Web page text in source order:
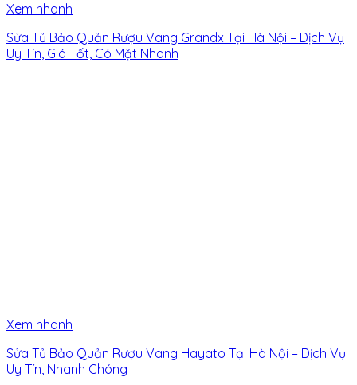
Xem nhanh
Sửa Tủ Bảo Quản Rượu Vang Grandx Tại Hà Nội – Dịch Vụ
Uy Tín, Giá Tốt, Có Mặt Nhanh
Xem nhanh
Sửa Tủ Bảo Quản Rượu Vang Hayato Tại Hà Nội – Dịch Vụ
Uy Tín, Nhanh Chóng